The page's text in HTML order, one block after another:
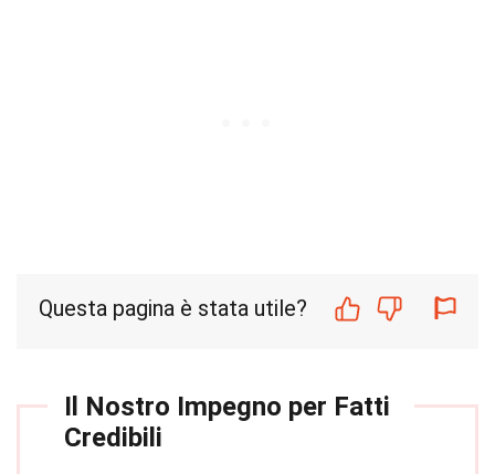
Questa pagina è stata utile?
Il Nostro Impegno per Fatti
Credibili